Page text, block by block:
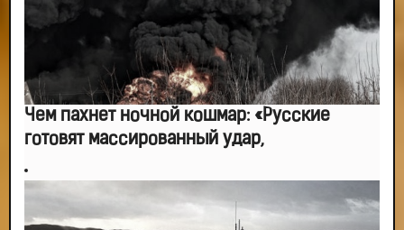
Чем пахнет ночной кошмар: «Русские
готовят массированный удар,